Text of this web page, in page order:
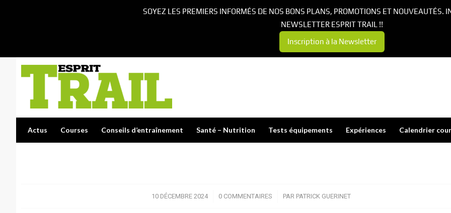
Actus Courses Conseils d’entraînement Santé – Nutrition Tests équipements Expériences Calendrier
10 DÉCEMBRE 2024
/ 0 COMMENTAIRES
/ PAR PATRICK GUERINET
SOYEZ LES PREMIERS INFORMÉS DE NOS BONS PLANS, PROMOTIONS ET NOUVEAUTÉS.
NEWSLETTER ESPRIT TRAIL !!
Inscription à la Newsletter